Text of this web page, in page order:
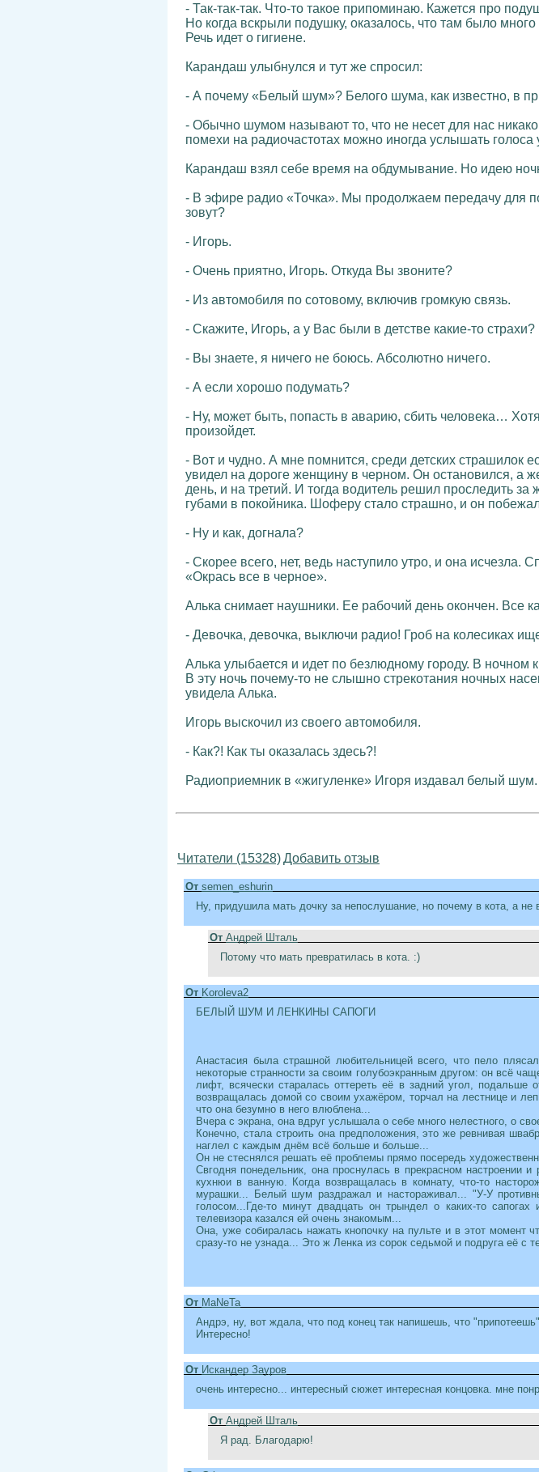
- Так-так-так. Что-то такое припоминаю. Кажется про
Но когда вскрыли подушку, оказалось, что там было
Речь идет о гигиене.
Карандаш улыбнулся и тут же спросил:
- А почему «Белый шум»? Белого шума, как известно, в
- Обычно шумом называют то, что не несет для нас
помехи на радиочастотах можно иногда услышать
Карандаш взял себе время на обдумывание. Но идею
- В эфире радио «Точка». Мы продолжаем передачу для
зовут?
- Игорь.
- Очень приятно, Игорь. Откуда Вы звоните?
- Из автомобиля по сотовому, включив громкую связь.
- Скажите, Игорь, а у Вас были в детстве какие-то
- Вы знаете, я ничего не боюсь. Абсолютно ничего.
- А если хорошо подумать?
- Ну, может быть, попасть в аварию, сбить человека…
произойдет.
- Вот и чудно. А мне помнится, среди детских
увидел на дороге женщину в черном. Он остановился,
день, и на третий. И тогда водитель решил проследить
губами в покойника. Шоферу стало страшно, и он
- Ну и как, догнала?
- Скорее всего, нет, ведь наступило утро, и она
«Окрась все в черное».
Алька снимает наушники. Ее рабочий день окончен. Все
- Девочка, девочка, выключи радио! Гроб на колесиках
Алька улыбается и идет по безлюдному городу. В ночном
В эту ночь почему-то не слышно стрекотания ночных
увидела Алька.
Игорь выскочил из своего автомобиля.
- Как?! Как ты оказалась здесь?!
Радиоприемник в «жигуленке» Игоря издавал белый шум.
Читатели (15328)Добавить отзыв
От semen_eshurin
Ну, придушила мать дочку за непослушание, но почему в кота, а не
От Андрей Шталь
Потому что мать превратилась в кота. :)
От Koroleva2
БЕЛЫЙ ШУМ И ЛЕНКИНЫ САПОГИ
Анастасия была страшной любительницей всего, что пело
некоторые странности за своим голубоэкранным другом: он всё
лифт, всячески старалась оттереть её в задний угол,
возвращалась домой со своим ухажёром, торчал на лестнице и
что она безумно в него влюблена...
Вчера с экрана, она вдруг услышала о себе много нелестного, о
Конечно, стала строить она предположения, это же ревнивая
наглел с каждым днём всё больше и больше...
Он не стеснялся решать её проблемы прямо посередь
Свгодня понедельник, она проснулась в прекрасном настроении
кухнюи в ванную. Когда возвращалась в комнату, что-то
мурашки... Белый шум раздражал и настораживал... "У-У
голосом...Где-то минут двадцать он трындел о каких-то
телевизора казался ей очень знакомым...
Она, уже собиралась нажать кнопочку на пульте и в этот момент
сразу-то не узнада... Это ж Ленка из сорок седьмой и подруга её
От MaNeTa
Андрэ, ну, вот ждала, что под конец так напишешь, что
Интересно!
От Искандер Зауров
очень интересно... интересный сюжет интересная концовка. мне
От Андрей Шталь
Я рад. Благодарю!